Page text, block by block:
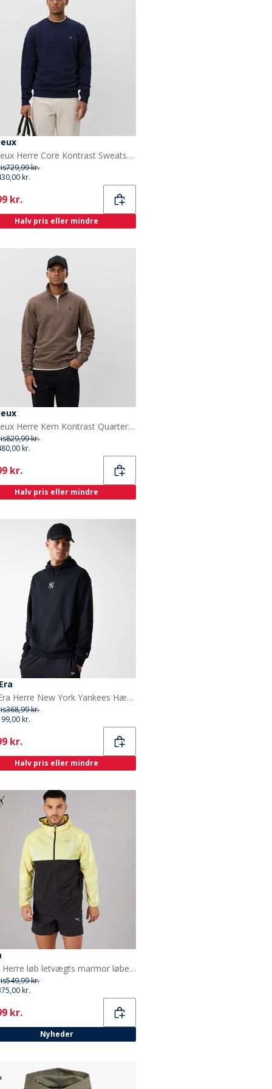
Les Deux Herre Core Kontrast Sweatshirt Dark Navy
729,99 kr.
kr.
kr.
Halv pris eller mindre
Les Deux Herre Kern Kontrast Quarter Zip Sweatshirt Mountain Grey Brown
829,99 kr.
kr.
kr.
Halv pris eller mindre
New Era Herre New York Yankees Hættetrøje Sort
368,99 kr.
kr.
kr.
Halv pris eller mindre
Puma Herre løb letvægts marmor løbe jakke Sort/Gul
549,99 kr.
kr.
kr.
Nyheder